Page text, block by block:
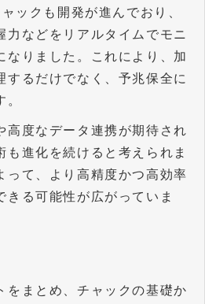
ックも開発が進んでおり、
力などをリアルタイムでモニ
なりました。これにより、加
するだけでなく、予兆保全に
高度なデータ連携が期待され
も進化を続けると考えられま
って、より高精度かつ高効率
きる可能性が広がっていま
をまとめ、チャックの基礎か